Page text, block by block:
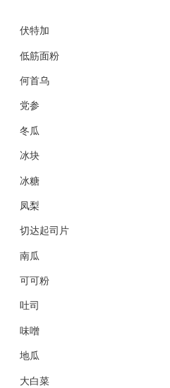
伏特加
低筋面粉
何首乌
党参
冬瓜
冰块
冰糖
凤梨
切达起司片
南瓜
可可粉
吐司
味噌
地瓜
大白菜